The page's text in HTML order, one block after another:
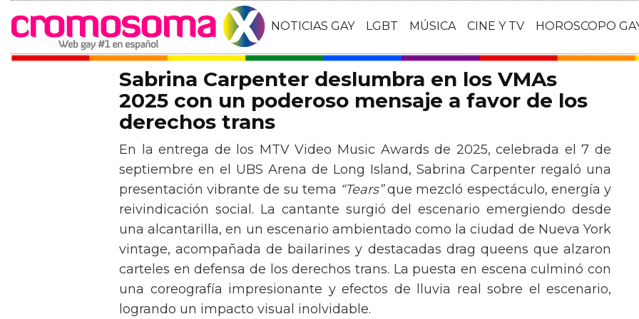
NOTICIAS GAY LGBT MÚSICA CINE Y TV HOROSCOPO
Sabrina Carpenter deslumbra en los VMAs
2025 con un poderoso mensaje a favor de los
derechos trans
En la entrega de los MTV Video Music Awards de 2025, celebrada el 7 de
septiembre en el UBS Arena de Long Island, Sabrina Carpenter regaló una
presentación vibrante de su tema “Tears”que mezcló espectáculo, energía y
reivindicación social. La cantante surgió del escenario emergiendo desde
una alcantarilla, en un escenario ambientado como la ciudad de Nueva York
vintage, acompañada de bailarines y destacadas drag queens que alzaron
carteles en defensa de los derechos trans. La puesta en escena culminó con
una coreografía impresionante y efectos de lluvia real sobre el escenario,
logrando un impacto visual inolvidable.